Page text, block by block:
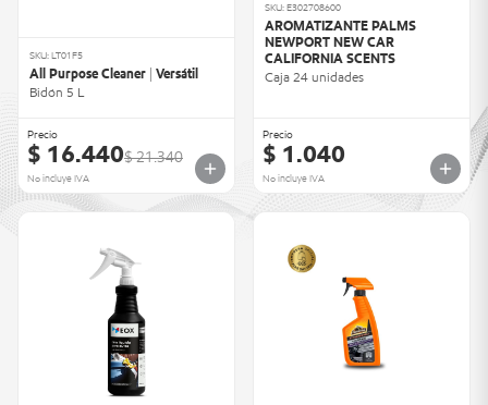
SKU: LT01F5
All Purpose Cleaner | Versátil
Bidón 5 L
Precio
$ 16.440$ 21.340
No incluye IVA
SKU: E302708600
AROMATIZANTE PALMS
NEWPORT NEW CAR
CALIFORNIA SCENTS
Caja 24 unidades
Precio
$ 1.040
No incluye IVA